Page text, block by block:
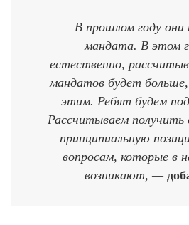
— В прошлом году они
мандата. В этом
естественно,
мандатов будет
этим. Ребят будем
Рассчитываем
принципиальную
вопросам, которые в
возникают, —